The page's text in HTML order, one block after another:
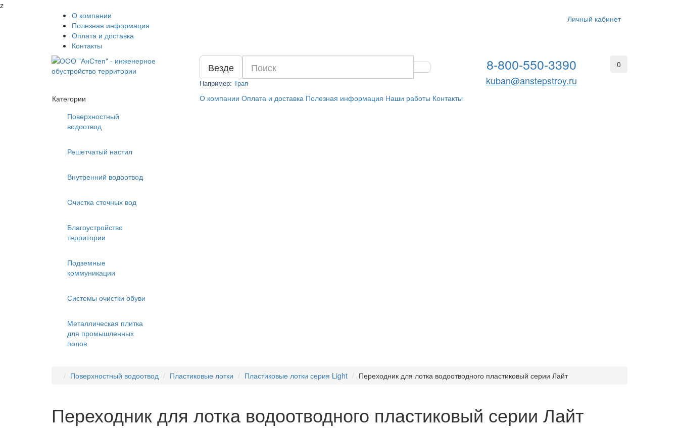
z
Личный кабинет
О компании
Полезная информация
Оплата и доставка
Контакты
8-800-550-3390
kuban@anstepstroy.ru
0
Везде
Например: Трап
О компании Оплата и доставка Полезная информация Наши работы Контакты
Категории
Поверхностный
водоотвод
Решетчатый настил
Внутренний водоотвод
Очистка сточных вод
Благоустройство
территории
Подземные
коммуникации
Системы очистки обуви
Металлическая плитка
для промышленных
полов
Поверхностный водоотвод Пластиковые лотки Пластиковые лотки серия Light Переходник для лотка водоотводного пластиковый серии Лайт
Переходник для лотка водоотводного пластиковый серии Лайт